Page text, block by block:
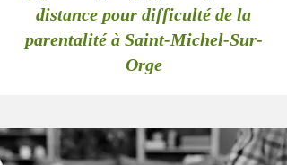
distance pour difficulté de la
parentalité à Saint-Michel-Sur-
Orge